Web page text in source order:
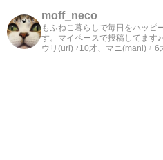
moff_neco
もふねこ暮らしで毎日をハッピ
す。マイペースで投稿してます
ウリ(uri)♂10才、マニ(mani)♂ 6